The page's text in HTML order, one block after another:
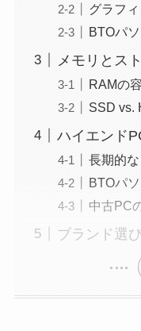
グラフ
BTOパ
メモリとス
RAMの
SSD vs.
ハイエンド
長期的
BTOパ
中古PC
ブランド選